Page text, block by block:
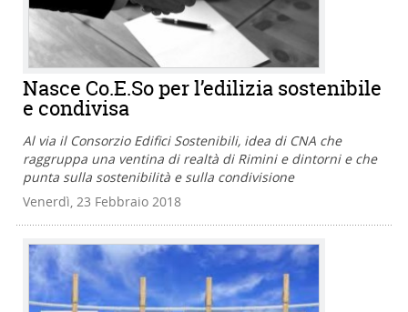
Nasce Co.E.So per l’edilizia sostenibile
e condivisa
Al via il Consorzio Edifici Sostenibili, idea di CNA che
raggruppa una ventina di realtà di Rimini e dintorni e che
punta sulla sostenibilità e sulla condivisione
Venerdì, 23 Febbraio 2018